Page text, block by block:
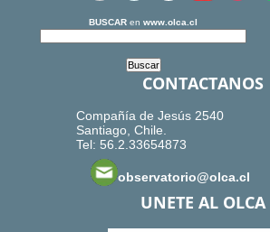
BUSCAR en www.olca.cl
CONTACTANOS
Compañía de Jesús 2540
Santiago, Chile.
Tel: 56.2.33654873
observatorio@olca.cl
UNETE AL OLCA